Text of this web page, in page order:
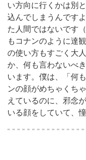
い方向に行くかは別
込んでしまうんです
た人間ではないです
もコナンのように達
の使い方もすごく大
か、何も言わないべ
います。僕は、「何
ンの顔がめちゃくち
えているのに、邪念
いる顔をしていて、憧